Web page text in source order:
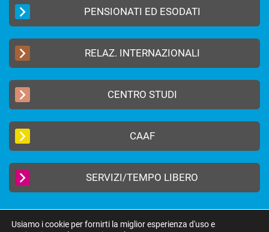
PENSIONATI ED ESODATI
RELAZ. INTERNAZIONALI
CENTRO STUDI
CAAF
SERVIZI/TEMPO LIBERO
Usiamo i cookie per fornirti la miglior esperienza d'uso e